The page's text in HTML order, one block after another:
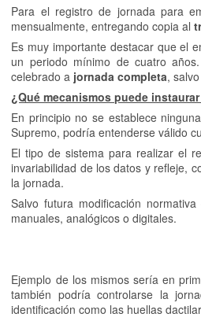
Para el registro de jornada para
mensualmente, entregando copia al
Es muy importante destacar que el
un periodo mínimo de cuatro
celebrado a jornada completa,
¿Qué mecanismos puede
En principio no se establece
Supremo, podría entenderse válido
El tipo de sistema para realizar el
invariabilidad de los datos y refleje,
la jornada.
Salvo futura modificación
manuales, analógicos o digitales.
Ejemplo de los mismos sería en
también podría controlarse la
identificación como las huellas